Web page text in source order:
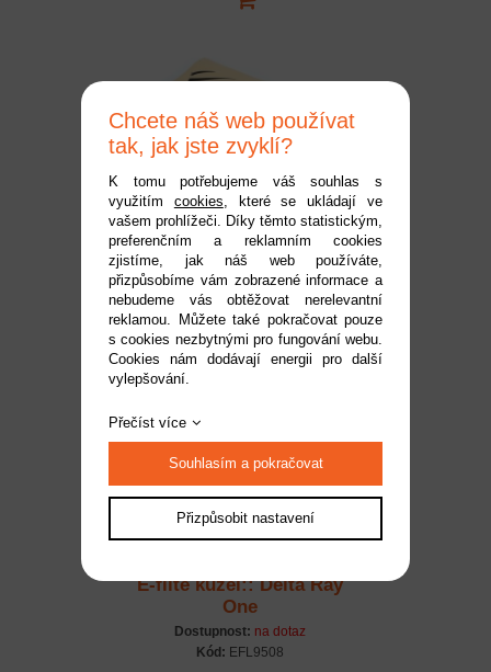
E-flite samolepky: Delta
Ray One
Dostupnost:
na dotaz
Kód:EFL9507
309 Kč
E-flite kužel:: Delta Ray
One
Dostupnost: na dotaz
Kód: EFL9508
Chcete náš web používat
tak, jak jste zvyklí?
K tomu potřebujeme váš souhlas s
využitím cookies, které se ukládají ve
vašem prohlížeči. Díky těmto statistickým,
preferenčním a reklamním cookies
zjistíme, jak náš web používáte,
přizpůsobíme vám zobrazené informace a
nebudeme vás obtěžovat nerelevantní
reklamou. Můžete také pokračovat pouze
s cookies nezbytnými pro fungování webu.
Cookies nám dodávají energii pro další
vylepšování.
Přečíst více
Souhlasím a pokračovat
Přizpůsobit nastavení